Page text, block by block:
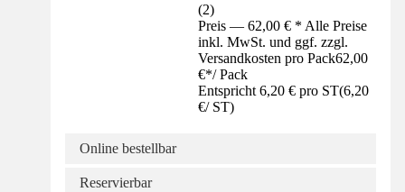
(2)
Preis — 62,00 € * Alle Preise
inkl. MwSt. und ggf. zzgl.
Versandkosten pro Pack62,00
€*/ Pack
Entspricht 6,20 € pro ST(6,20
€/ ST)
Online bestellbar
Reservierbar